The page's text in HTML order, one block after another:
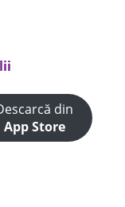
din
App Store